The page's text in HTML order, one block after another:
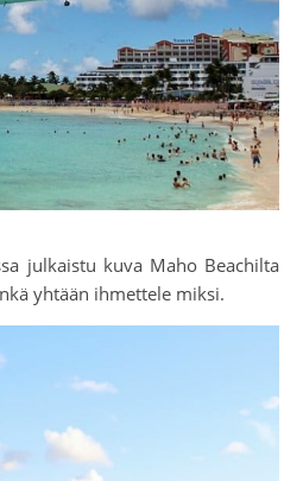
julkaistu kuva Maho Beachilta
yhtään ihmettele miksi.